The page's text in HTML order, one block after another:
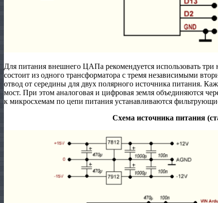
Для питания внешнего ЦАПа рекомендуется использовать
состоит из одного трансформатора с тремя независимыми
отвод от середины для двух полярного источника питания.
мост. При этом аналоговая и цифровая земля объединяются
к микросхемам по цепи питания устанавливаются
Схема источника питания